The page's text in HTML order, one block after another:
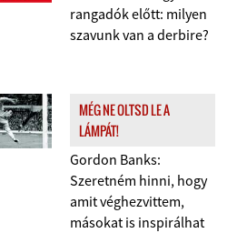
rangadók előtt: milyen
szavunk van a derbire?
MÉG NE OLTSD LE A
LÁMPÁT!
Gordon Banks:
Szeretném hinni, hogy
amit véghezvittem,
másokat is inspirálhat